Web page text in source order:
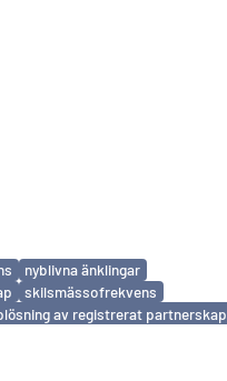
nyblivna änklingar
skilsmässofrekvens
av registrerat partnerskap